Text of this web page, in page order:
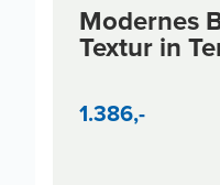
Modern
Modernes
Textur in
1.386,-